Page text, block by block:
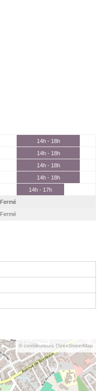
14h - 18h
14h - 18h
14h - 18h
14h - 18h
14h - 17h
Fermé
Fermé
© contributeurs OpenStreetMap